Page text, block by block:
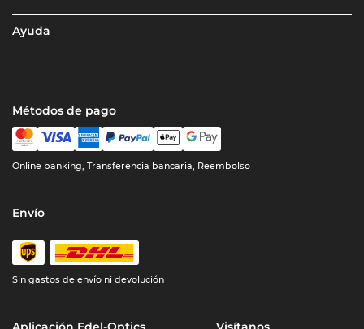
Ayuda
Métodos de pago
Online banking, Transferencia bancaria, Reembolso
Envío
Sin gastos de envío ni devolución